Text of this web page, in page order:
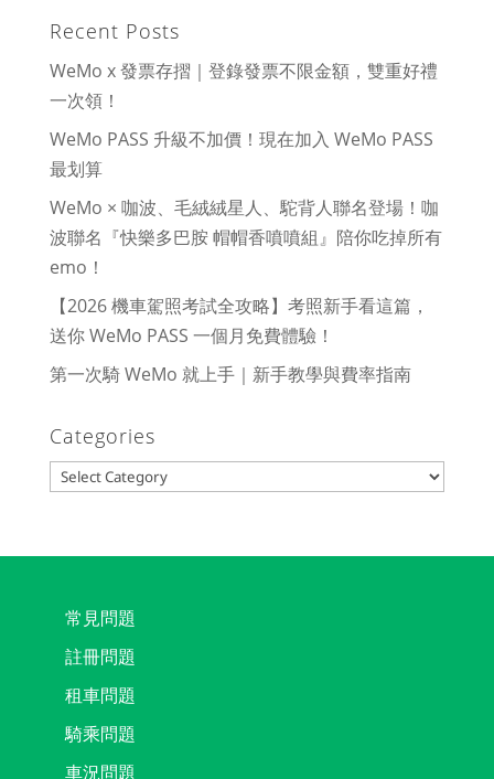
Recent Posts
WeMo x 發票存摺｜登錄發票不限金額，雙重好禮
一次領！
WeMo PASS 升級不加價！現在加入 WeMo PASS
最划算
WeMo × 咖波、毛絨絨星人、駝背人聯名登場！咖
波聯名『快樂多巴胺 帽帽香噴噴組』陪你吃掉所有
emo！
【2026 機車駕照考試全攻略】考照新手看這篇，
送你 WeMo PASS 一個月免費體驗！
第一次騎 WeMo 就上手｜新手教學與費率指南
Categories
Categories
常見問題
註冊問題
租車問題
騎乘問題
車況問題